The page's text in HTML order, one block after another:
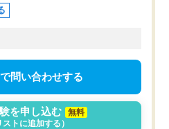
無くなっ
学も追加
校受験に
問い合わせする
を申し込む
無料
ストに追加する）